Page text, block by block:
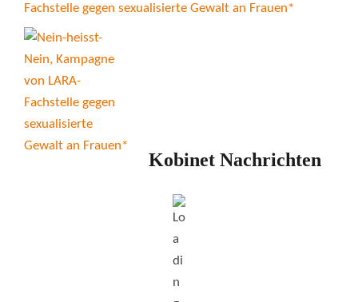
Fachstelle gegen sexualisierte Gewalt an Frauen*
Kobinet Nachrichten